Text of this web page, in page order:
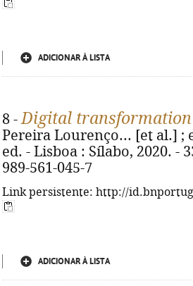
ADICIONAR À LISTA
8 -Digital
Pereira Lourenço... [et al.] ;
ed. - Lisboa : Sílabo, 2020. -
989-561-045-7
Link persistente: http://
ADICIONAR À LISTA